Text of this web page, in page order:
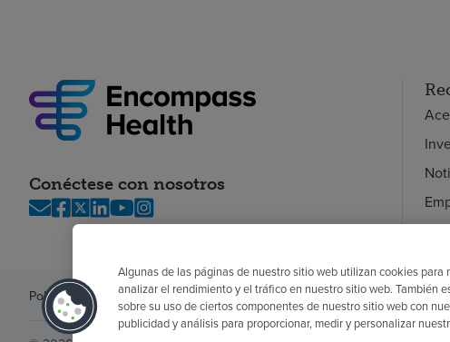
Conéctese con nosotros
Política de privacidadLegalSin sorpresas AccesibilidadSi no habla inglés
Algunas de las páginas de nuestro sitio web utilizan cookies para
analizar el rendimiento y el tráfico en nuestro sitio web. También
sobre su uso de ciertos componentes de nuestro sitio web con
publicidad y análisis para proporcionar, medir y personalizar